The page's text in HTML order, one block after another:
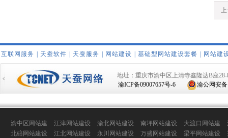
互联网服务 天蚕软件 天蚕服务 网站建设 基础型网站建设套餐 网站建
地址：重庆市渝中区上清寺鑫隆达B座28-
渝ICP备09007657号-6
渝公网安备
渝中区网站建
设
江津网站建设 渝北网站建设 南坪网站建设
大渡口网站建
设
北碚网站建设 江北网站建设 永川网站建设 万盛网站建设 梁平网站建设